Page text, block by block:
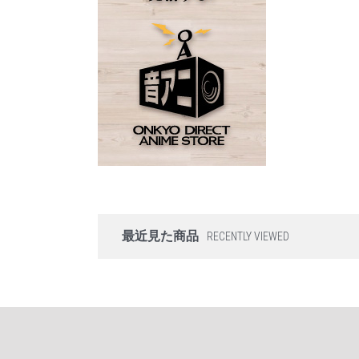
最近見た商品 RECENTLY VIEWED